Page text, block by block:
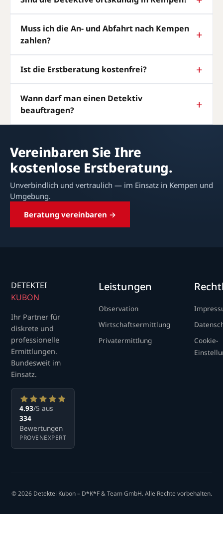
Muss ich die An- und Abfahrt nach Kempen
zahlen?
Ist die Erstberatung kostenfrei?
Wann darf man einen Detektiv
beauftragen?
Vereinbaren Sie Ihre
kostenlose Erstberatung.
Unverbindlich und vertraulich — im Einsatz in Kempen und
Umgebung.
Beratung vereinbaren →
DETEKTEI
KUBON
Ihr Partner für
diskrete und
professionelle
Ermittlungen.
Bundesweit im
Einsatz.
4.93/5 aus
334
Bewertungen
PROVENEXPERT
Leistungen
Observation
Wirtschaftsermittlung
Privatermittlung
Cookie-
© 2026 Detektei Kubon – D*K*F & Team GmbH. Alle Rechte vorbehalten.